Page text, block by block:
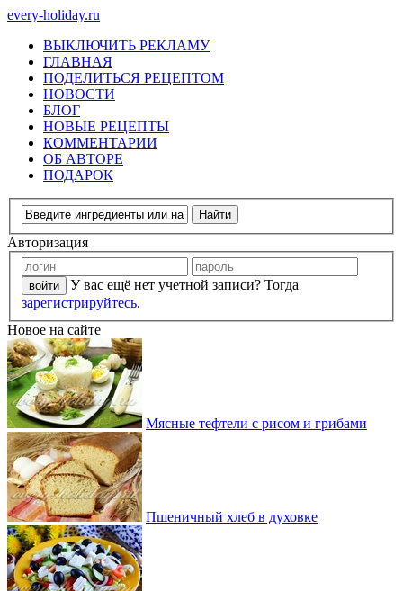
every-holiday.ru
ВЫКЛЮЧИТЬ РЕКЛАМУ
ГЛАВНАЯ
ПОДЕЛИТЬСЯ РЕЦЕПТОМ
НОВОСТИ
БЛОГ
НОВЫЕ РЕЦЕПТЫ
КОММЕНТАРИИ
ОБ АВТОРЕ
ПОДАРОК
Авторизация
У вас ещё нет учетной записи? Тогда
зарегистрируйтесь.
Новое на сайте
Мясные тефтели с рисом и грибами
Пшеничный хлеб в духовке